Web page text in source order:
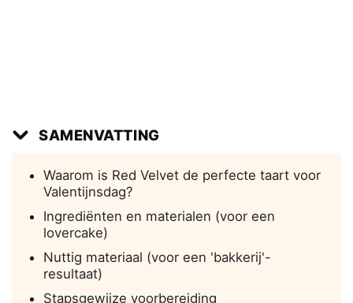
SAMENVATTING
Waarom is Red Velvet de perfecte taart voor
Valentijnsdag?
Ingrediënten en materialen (voor een
lovercake)
Nuttig materiaal (voor een 'bakkerij'-
resultaat)
Stapsgewijze voorbereiding